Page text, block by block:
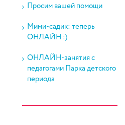
Просим вашей помощи
Мими-садик: теперь
ОНЛАЙН :)
ОНЛАЙН-занятия с
педагогами Парка детского
периода